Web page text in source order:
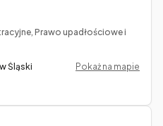
Prawo upadłościowe i
Śląski
Pokaż na mapie